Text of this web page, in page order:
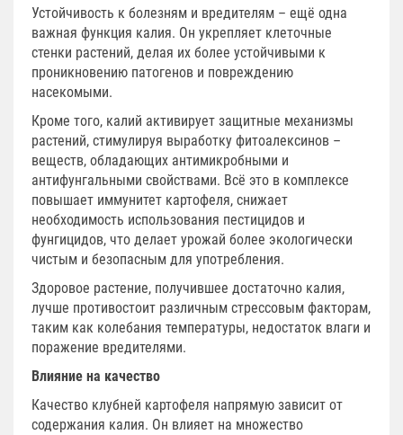
Устойчивость к болезням и вредителям – ещё одна
важная функция калия. Он укрепляет клеточные
стенки растений, делая их более устойчивыми к
проникновению патогенов и повреждению
насекомыми.
Кроме того, калий активирует защитные механизмы
растений, стимулируя выработку фитоалексинов –
веществ, обладающих антимикробными и
антифунгальными свойствами. Всё это в комплексе
повышает иммунитет картофеля, снижает
необходимость использования пестицидов и
фунгицидов, что делает урожай более экологически
чистым и безопасным для употребления.
Здоровое растение, получившее достаточно калия,
лучше противостоит различным стрессовым факторам,
таким как колебания температуры, недостаток влаги и
поражение вредителями.
Влияние на качество
Качество клубней картофеля напрямую зависит от
содержания калия. Он влияет на множество